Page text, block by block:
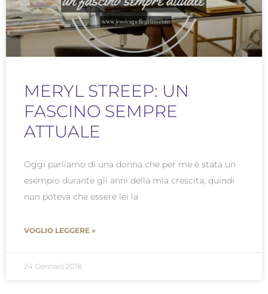
MERYL STREEP: UN
FASCINO SEMPRE
ATTUALE
Oggi parliamo di una donna che per me è stata un
esempio durante gli anni della mia crescita, quindi
non poteva che essere lei la
VOGLIO LEGGERE »
24 Gennaio 2018